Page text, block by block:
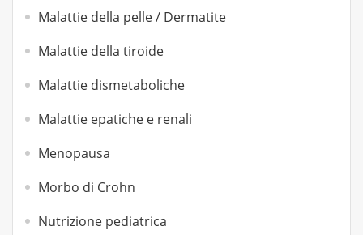
Malattie della pelle / Dermatite
Malattie della tiroide
Malattie dismetaboliche
Malattie epatiche e renali
Menopausa
Morbo di Crohn
Nutrizione pediatrica